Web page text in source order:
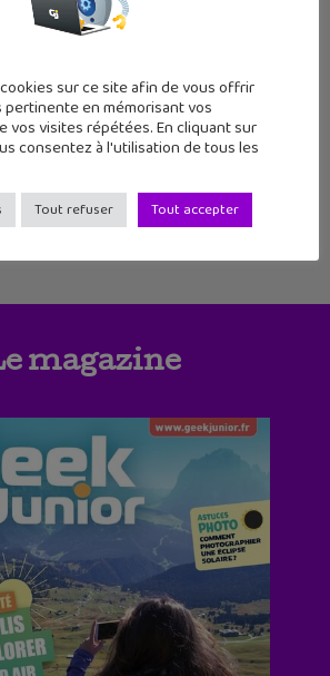
poignant, des
la rencontre entre Wonder
magazine
sur ce site afin de vous offrir
en mémorisant vos
vos visites répétées. En cliquant sur
consentez à l'utilisation de tous les
Tout refuser Tout accepter